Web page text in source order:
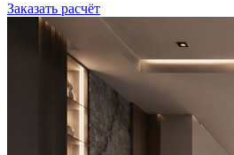
Заказать расчёт